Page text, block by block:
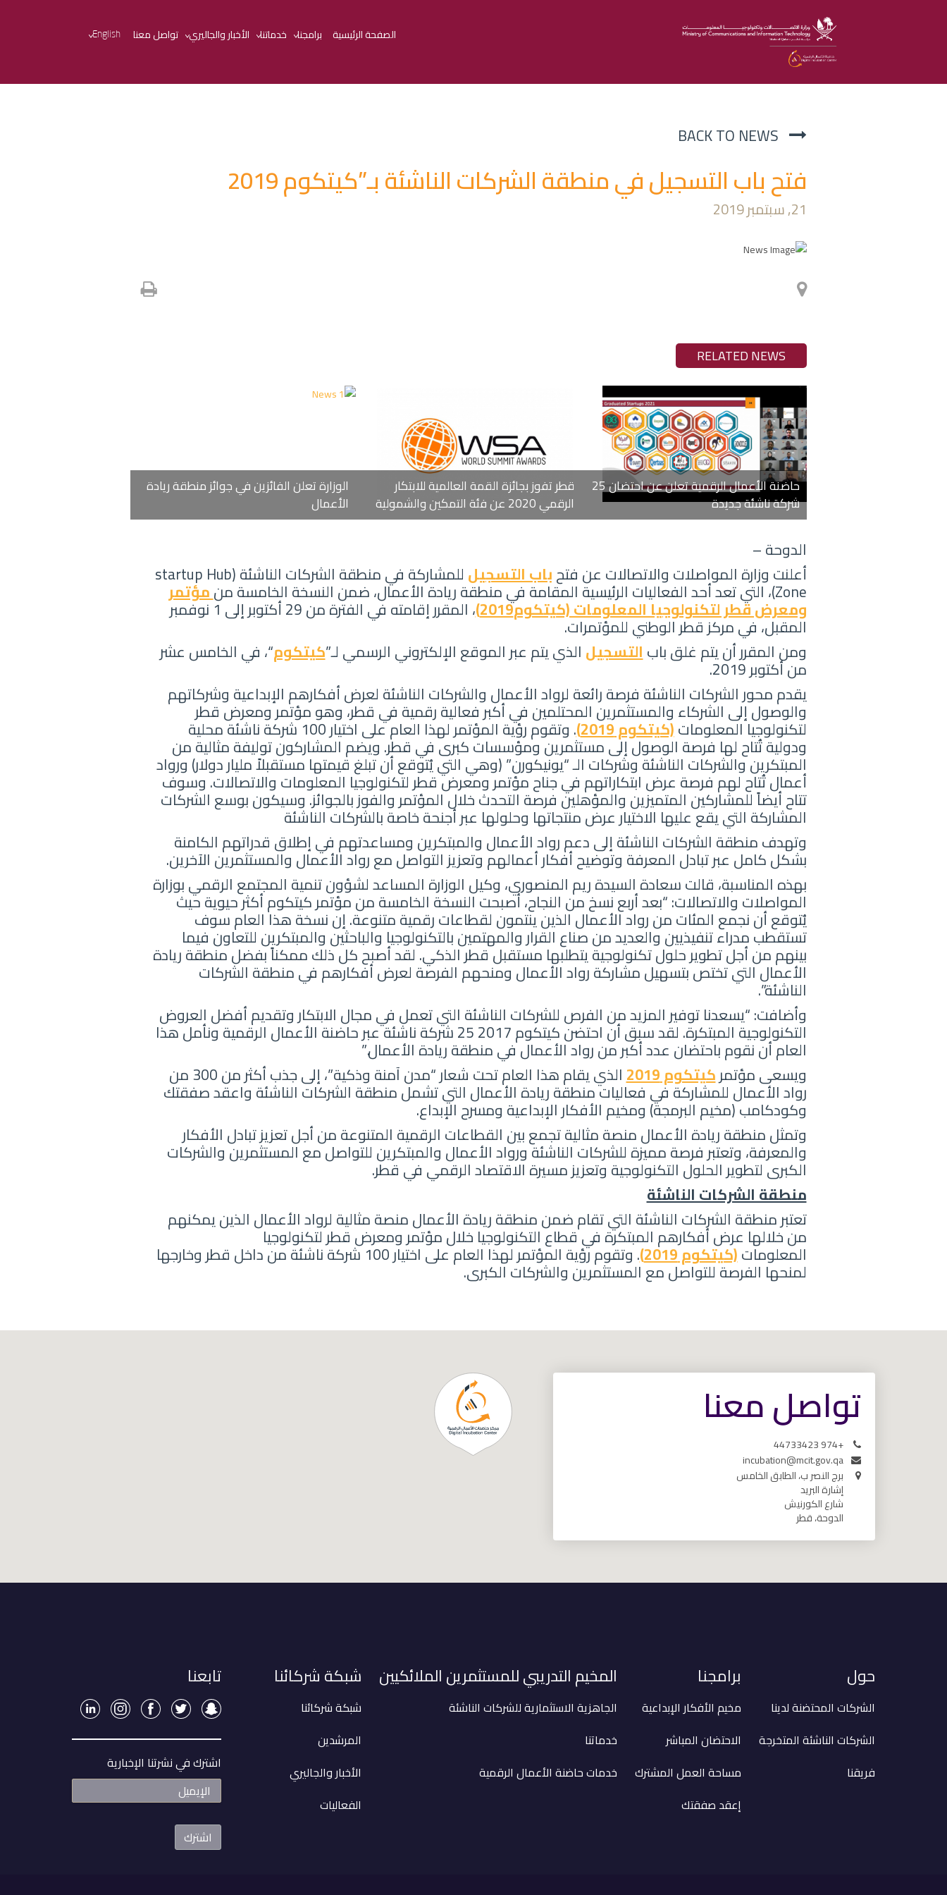
الصفحة الرئيسية برامجنا خدماتنا الأخبار والجاليري تواصل معنا English
BACK TO NEWS
فتح باب التسجيل في منطقة الشركات الناشئة بـ”كيتكوم 2019
21, سبتمبر 2019
الدوحة –
أعلنت وزارة المواصلات والاتصالات عن فتحباب التسجيل للمشاركة في منطقة الشركات الناشئة (startup Hub
Zone)، التي تعد أحد الفعاليات الرئيسية المقامة في منطقة ريادة الأعمال، ضمن النسخة الخامسة من مؤتمر
ومعرض قطر لتكنولوجيا المعلومات (كيتكوم2019) ، المقرر إقامته في الفترة من 29 أكتوبر إلى 1 نوفمبر
المقبل، في مركز قطر الوطني للمؤتمرات.
ومن المقرر أن يتم غلق بابالتسجيل الذي يتم عبر الموقع الإلكتروني الرسمي لـ”كيتكوم“، في الخامس عشر
من أكتوبر 2019.
يقدم محور الشركات الناشئة فرصة رائعة لرواد الأعمال والشركات الناشئة لعرض أفكارهم الإبداعية وشركاتهم
والوصول إلى الشركاء والمستثمرين المحتلمين في أكبر فعالية رقمية في قطر، وهو مؤتمر ومعرض قطر
لتكنولوجيا المعلومات(كيتكوم 2019) . وتقوم رؤية المؤتمر لهذا العام على اختيار 100 شركة ناشئة محلية
ودولية تُتاح لها فرصة الوصول إلى مستثمرين ومؤسسات كبرى في قطر. ويضم المشاركون توليفة مثالية من
المبتكرين والشركات الناشئة وشركات الـ “يونيكورن” (وهي التي يُتوقع أن تبلغ قيمتها مستقبلاً مليار دولار) ورواد
أعمال تُتاح لهم فرصة عرض ابتكاراتهم في جناح مؤتمر ومعرض قطر لتكنولوجيا المعلومات والاتصالات. وسوف
تتاح أيضاً للمشاركين المتميزين والمؤهلين فرصة التحدث خلال المؤتمر والفوز بالجوائز. وسيكون بوسع الشركات
المشاركة التي يقع عليها الاختيار عرض منتجاتها وحلولها عبر أجنحة خاصة بالشركات الناشئة
وتهدف منطقة الشركات الناشئة إلى دعم رواد الأعمال والمبتكرين ومساعدتهم في إطلاق قدراتهم الكامنة
بشكل كامل عبر تبادل المعرفة وتوضيح أفكار أعمالهم وتعزيز التواصل مع رواد الأعمال والمستثمرين الآخرين.
بهذه المناسبة، قالت سعادة السيدة ريم المنصوري، وكيل الوزارة المساعد لشؤون تنمية المجتمع الرقمي بوزارة
المواصلات والاتصالات: “بعد أربع نسخ من النجاح، أصبحت النسخة الخامسة من مؤتمر كيتكوم أكثر حيوية حيث
يُتوقع أن نجمع المئات من رواد الأعمال الذين ينتمون لقطاعات رقمية متنوعة. إن نسخة هذا العام سوف
تستقطب مدراء تنفيذيين والعديد من صناع القرار والمهتمين بالتكنولوجيا والباحثين والمبتكرين للتعاون فيما
بينهم من أجل تطوير حلول تكنولوجية يتطلبها مستقبل قطر الذكي. لقد أصبح كل ذلك ممكناً بفضل منطقة ريادة
الأعمال التي تختص بتسهيل مشاركة رواد الأعمال ومنحهم الفرصة لعرض أفكارهم في منطقة الشركات
الناشئة”.
وأضافت: “يسعدنا توفير المزيد من الفرص للشركات الناشئة التي تعمل في مجال الابتكار وتقديم أفضل العروض
التكنولوجية المبتكرة. لقد سبق أن احتضن كيتكوم 2017 25 شركة ناشئة عبر حاضنة الأعمال الرقمية ونأمل هذا
العام أن نقوم باحتضان عدد أكبر من رواد الأعمال في منطقة ريادة الأعمال.”
ويسعى مؤتمركيتكوم 2019 الذي يقام هذا العام تحت شعار “مدن آمنة وذكية”، إلى جذب أكثر من 300 من
رواد الأعمال للمشاركة في فعاليات منطقة ريادة الأعمال التي تشمل منطقة الشركات الناشئة واعقد صفقتك
وكودكامب (مخيم البرمجة) ومخيم الأفكار الإبداعية ومسرح الإبداع.
وتمثل منطقة ريادة الأعمال منصة مثالية تجمع بين القطاعات الرقمية المتنوعة من أجل تعزيز تبادل الأفكار
والمعرفة، وتعتبر فرصة مميزة للشركات الناشئة ورواد الأعمال والمبتكرين للتواصل مع المستثمرين والشركات
الكبرى لتطوير الحلول التكنولوجية وتعزيز مسيرة الاقتصاد الرقمي في قطر.
منطقة الشركات الناشئة
تعتبر منطقة الشركات الناشئة التي تقام ضمن منطقة ريادة الأعمال منصة مثالية لرواد الأعمال الذين يمكنهم
من خلالها عرض أفكارهم المبتكرة في قطاع التكنولوجيا خلال مؤتمر ومعرض قطر لتكنولوجيا
المعلومات(كيتكوم 2019) . وتقوم رؤية المؤتمر لهذا العام على اختيار 100 شركة ناشئة من داخل قطر وخارجها
لمنحها الفرصة للتواصل مع المستثمرين والشركات الكبرى.
RELATED NEWS
حاضنة الأعمال الرقمية تعلن عن احتضان 25
شركة ناشئة جديدة
قطر تفوز بجائزة القمة العالمية للابتكار
الرقمي 2020 عن فئة التمكين والشمولية
الوزارة تعلن الفائزين في جوائز منطقة ريادة
الأعمال
تواصل معنا
+974 44733423
incubation@mcit.gov.qa
برج النصر ب، الطابق الخامس
إشارة البريد
شارع الكورنيش
الدوحة، قطر
حول
الشركات المحتضنة لدينا
الشركات الناشئة المتخرجة
فريقنا
برامجنا
مخيم الأفكار الإبداعية
الاحتضان المباشر
مساحة العمل المشترك
إعقد صفقتك
المخيم التدريبي للمستثمرين الملائكيين
الجاهزية الاستثمارية للشركات الناشئة
خدماتنا
خدمات حاضنة الأعمال الرقمية
شبكة شركائنا
شبكة شركائنا
المرشدين
الأخبار والجاليري
الفعاليات
تابعنا
اشترك في نشرتنا الإخبارية